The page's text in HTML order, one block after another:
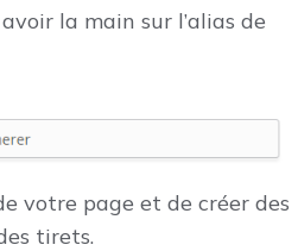
la main sur l’alias de
votre page et de créer des
tirets.